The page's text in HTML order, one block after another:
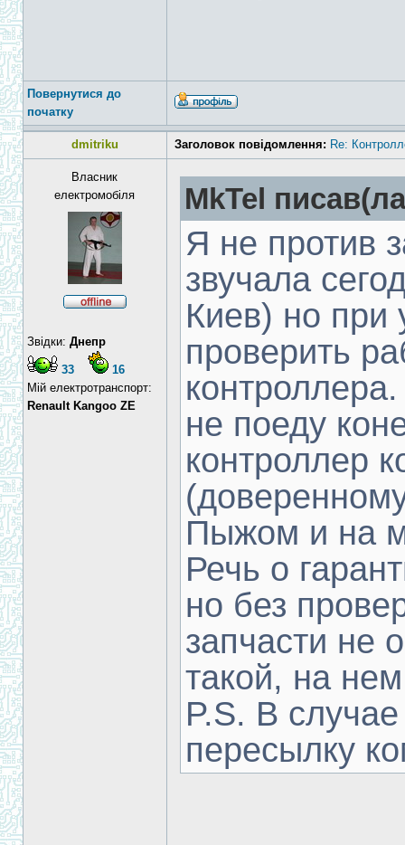
Повернутися до
початку
dmitriku Заголовок повідомлення: Re:
Власник
електромобіля
Звідки: Днепр
33
16
Мій електротранспорт:
Renault Kangoo ZE
MkTel
Я не против
звучала
Киев) но при
проверить
не поеду
контроллер
Пыжом и на
Речь о
но без
запчасти не
такой, на
P.S. В
пересылку